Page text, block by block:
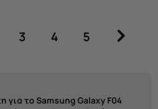
3 4 5
για το Samsung Galaxy F04